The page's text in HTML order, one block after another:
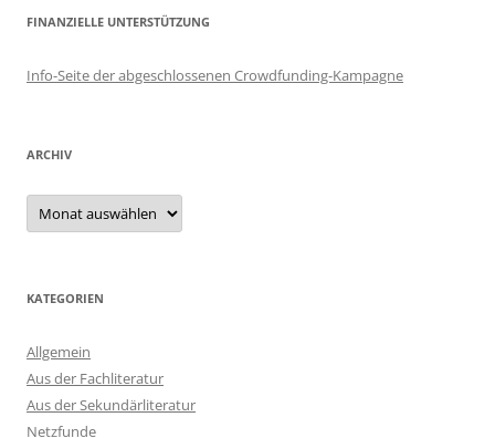
FINANZIELLE UNTERSTÜTZUNG
Info-Seite der abgeschlossenen Crowdfunding-Kampagne
ARCHIV
Archiv
KATEGORIEN
Allgemein
Aus der Fachliteratur
Aus der Sekundärliteratur
Netzfunde